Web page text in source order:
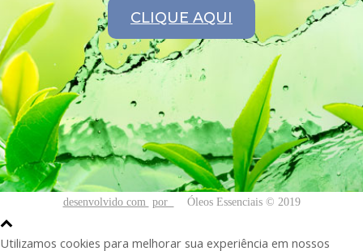
CLIQUE AQUI
desenvolvido com por Óleos Essenciais © 2019
Utilizamos cookies para melhorar sua experiência em nossos